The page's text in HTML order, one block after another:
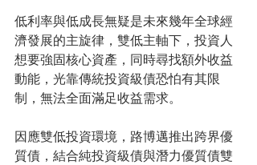
低利率與低成長無疑是未來幾年全球經
濟發展的主旋律，雙低主軸下，投資人
想要強固核心資產，同時尋找額外收益
動能，光靠傳統投資級債恐怕有其限
制，無法全面滿足收益需求。
因應雙低投資環境，路博邁推出跨界優
質債，結合純投資級債與潛力優質債雙